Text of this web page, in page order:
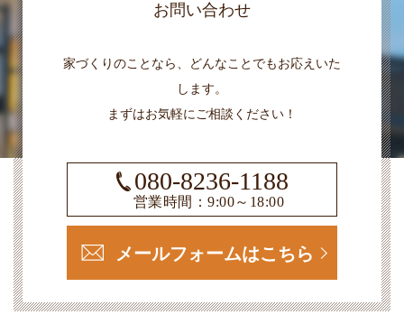
お問い合わせ
家づくりのことなら、どんなことでもお応えいた
します。
まずはお気軽にご相談ください！
080-8236-1188
営業時間：9:00～18:00
メールフォームはこちら